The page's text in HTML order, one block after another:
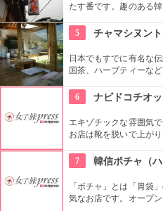
たす番です。趣のある
タンは高級な鶏ウコッ
せんか。
5 チャマシヌン
日本でもすでに有名な
国茶、ハーブティーな
りした時間をどうぞ。
6 ナビドコチオ
エキゾチックな雰囲気
お店は靴を脱いで上が
中央に浅い池があった
ーにはノンアルコール
弱いという方も楽しめま
7 韓信ポチャ（
「ポチャ」とは「胃袋
気なお店です。オープ